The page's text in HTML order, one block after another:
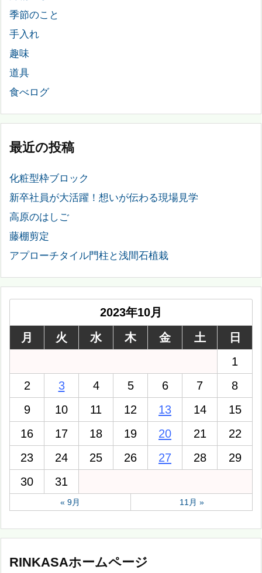
季節のこと
手入れ
趣味
道具
食べログ
最近の投稿
化粧型枠ブロック
新卒社員が大活躍！想いが伝わる現場見学
高原のはしご
藤棚剪定
アプローチタイル門柱と浅間石植栽
2023年10月
月
火 水 木 金 土
日
1
2
3 4 5 6 7
8
9
10 11 12 13 14
15
16
17 18 19 20 21
22
23
24 25 26 27 28
29
30
31
« 9月 11月 »
RINKASAホームページ